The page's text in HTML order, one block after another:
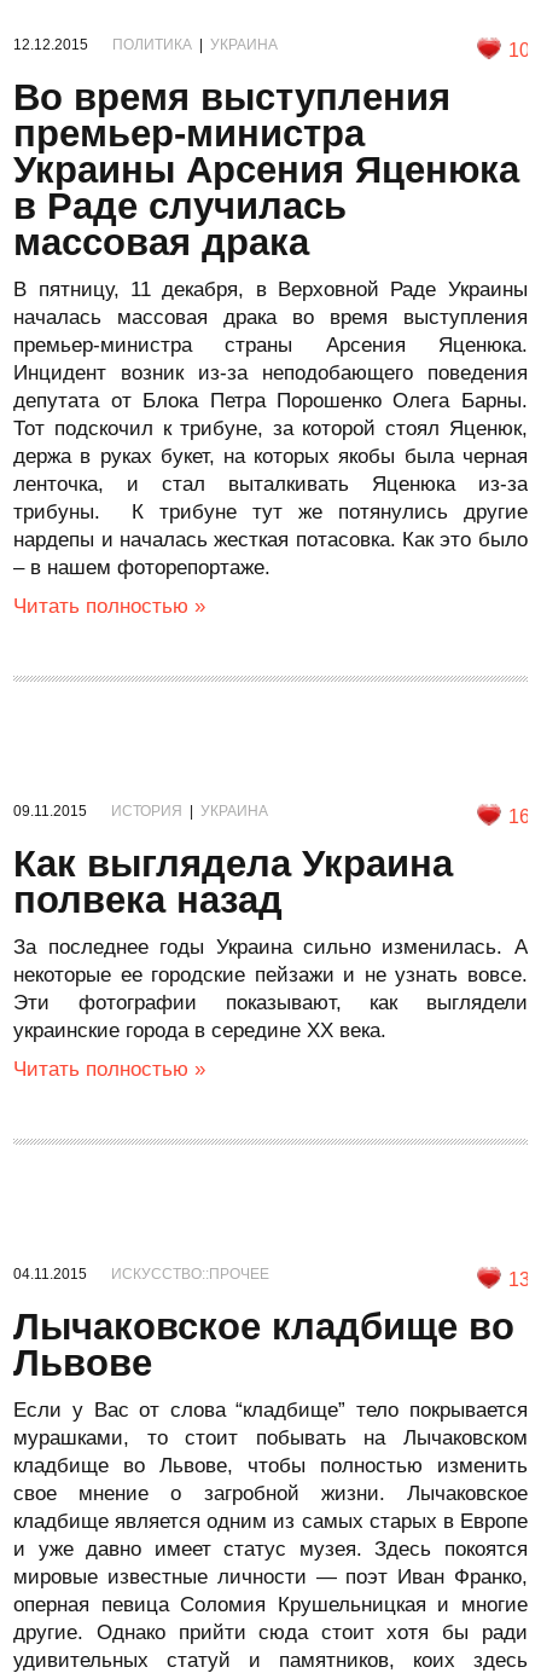
12.12.2015 ПОЛИТИКА |УКРАИНА 10
Во время выступления
премьер-министра
Украины Арсения Яценюка
в Раде случилась
массовая драка
В пятницу, 11 декабря, в Верховной Раде Украины
началась массовая драка во время выступления
премьер-министра страны Арсения Яценюка.
Инцидент возник из-за неподобающего поведения
депутата от Блока Петра Порошенко Олега Барны.
Тот подскочил к трибуне, за которой стоял Яценюк,
держа в руках букет, на которых якобы была черная
ленточка, и стал выталкивать Яценюка из-за
трибуны. К трибуне тут же потянулись другие
нардепы и началась жесткая потасовка. Как это было
– в нашем фоторепортаже.
Читать полностью »
09.11.2015 ИСТОРИЯ |УКРАИНА 16
Как выглядела Украина
полвека назад
За последнее годы Украина сильно изменилась. А
некоторые ее городские пейзажи и не узнать вовсе.
Эти фотографии показывают, как выглядели
украинские города в середине ХХ века.
Читать полностью »
04.11.2015 ИСКУССТВО::ПРОЧЕЕ 13
Лычаковское кладбище во
Львове
Если у Вас от слова “кладбище” тело покрывается
мурашками, то стоит побывать на Лычаковском
кладбище во Львове, чтобы полностью изменить
свое мнение о загробной жизни. Лычаковское
кладбище является одним из самых старых в Европе
и уже давно имеет статус музея. Здесь покоятся
мировые известные личности — поэт Иван Франко,
оперная певица Соломия Крушельницкая и многие
другие. Однако прийти сюда стоит хотя бы ради
удивительных статуй и памятников, коих здесь